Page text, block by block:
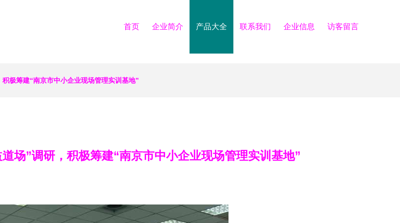
首页 企业简介 产品大全 联系我们 企业信息 访客留言
极筹建“南京市中小企业现场管理实训基地”
场”调研，积极筹建“南京市中小企业现场管理实训基地”